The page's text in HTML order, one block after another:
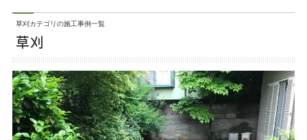
会社案内
リガーデン、エクステリア工事
工事車両による作業
草刈カテゴリの施工事例一覧
草刈